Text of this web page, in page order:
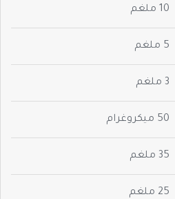
10 ملغم
5 ملغم
3 ملغم
50 ميكروغرام
35 ملغم
25 ملغم